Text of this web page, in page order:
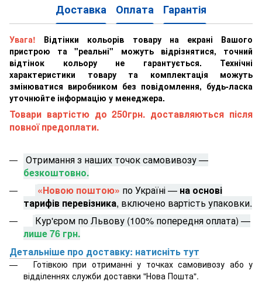
Доставка Оплата Гарантія
Увага! Відтінки кольорів товару на екрані Вашого
пристрою та "реальні" можуть відрізнятися, точний
відтінок кольору не гарантується. Технічні
характеристики товару та комплектація можуть
змінюватися виробником без повідомлення, будь-ласка
уточнюйте інформацію у менеджера.
Товари вартістю до 250грн. доставляються після
повної предоплати.
Отримання з наших точок самовивозу —
безкоштовно.
«Новою поштою» по Україні — на основі
тарифів перевізника, включено вартість упаковки.
Кур'єром по Львову (100% попередня оплата) —
лише 76 грн.
Детальніше про доставку: натисніть тут
Готівкою при отриманні у точках самовивозу або у
відділеннях служби доставки "Нова Пошта".